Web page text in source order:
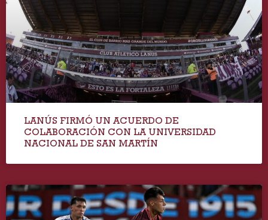
LANÚS FIRMÓ UN ACUERDO DE
COLABORACIÓN CON LA UNIVERSIDAD
NACIONAL DE SAN MARTÍN